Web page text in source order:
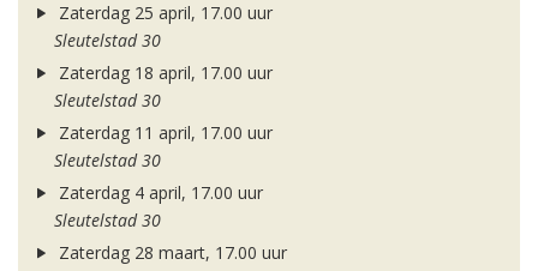
Zaterdag 25 april, 17.00 uur
Sleutelstad 30
Zaterdag 18 april, 17.00 uur
Sleutelstad 30
Zaterdag 11 april, 17.00 uur
Sleutelstad 30
Zaterdag 4 april, 17.00 uur
Sleutelstad 30
Zaterdag 28 maart, 17.00 uur